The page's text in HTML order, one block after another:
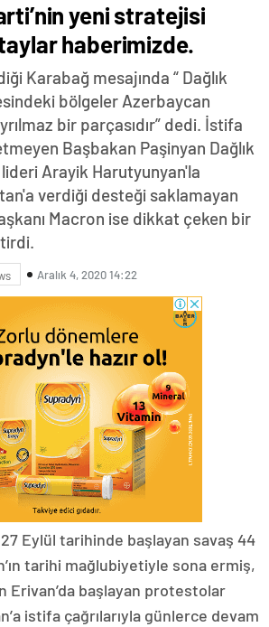
yeni stratejisi
haberimizde.
Karabağ mesajında “ Dağlık
bölgeler Azerbaycan
bir parçasıdır” dedi. İstifa
Başbakan Paşinyan Dağlık
Arayik Harutyunyan'la
verdiği desteği saklamayan
Macron ise dikkat çeken bir
Aralık 4, 2020 14:22
27 Eylül tarihinde başlayan savaş 44
tarihi mağlubiyetiyle sona ermiş,
Erivan’da başlayan protestolar
istifa çağrılarıyla günlerce devam